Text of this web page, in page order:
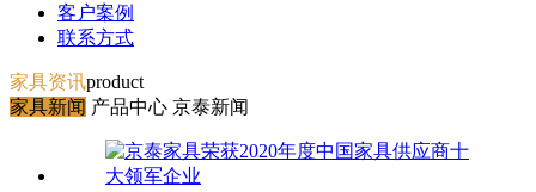
客户案例
联系方式
家具资讯product
家具新闻 产品中心 京泰新闻